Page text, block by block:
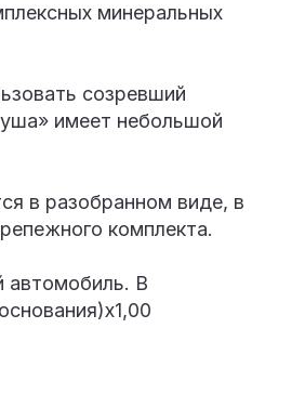
минеральных
созревший
имеет небольшой
в разобранном виде, в
комплекта.
автомобиль. В